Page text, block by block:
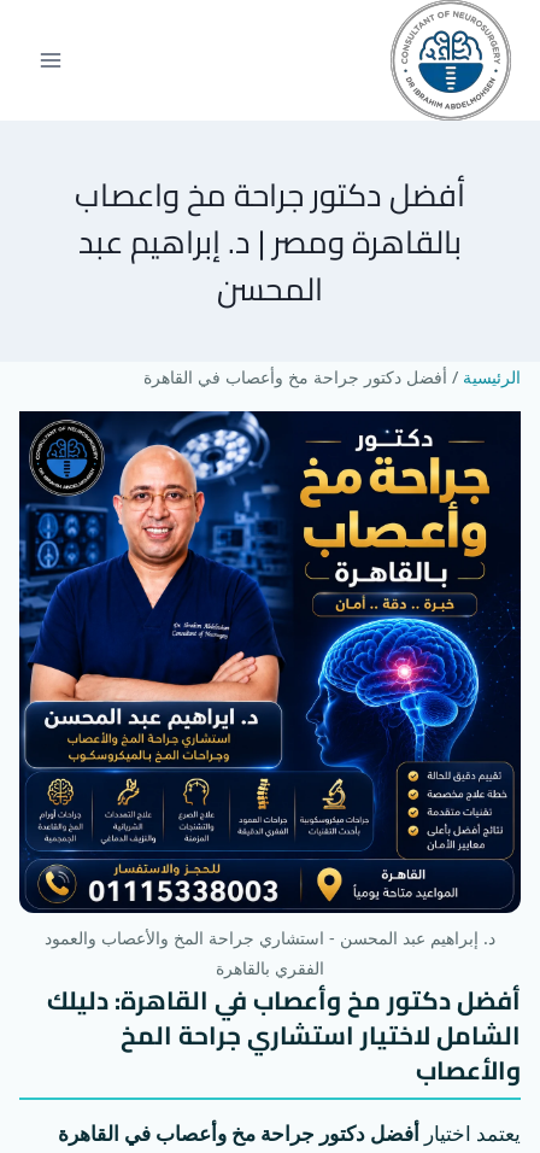
أفضل دكتور جراحة مخ واعصاب
بالقاهرة ومصر | د. إبراهيم عبد
المحسن
الرئيسية / أفضل دكتور جراحة مخ وأعصاب في القاهرة
د. إبراهيم عبد المحسن - استشاري جراحة المخ والأعصاب والعمود
الفقري بالقاهرة
أفضل دكتور مخ وأعصاب في القاهرة: دليلك
الشامل لاختيار استشاري جراحة المخ
والأعصاب
يعتمد اختيار أفضل دكتور جراحة مخ وأعصاب في القاهرة